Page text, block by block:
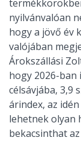
nyilvánvalóan
hogy a jövő év
valójában
Árokszállási
hogy 2026-ban
célsávjába, 3,9
árindex, az
lehetnek olyan
bekacsinthat